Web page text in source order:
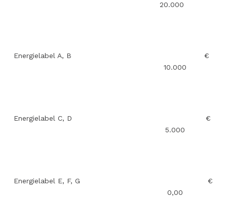
20.000
Energielabel A, B
€
10.000
Energielabel C, D
€
5.000
Energielabel E, F, G
€
0,00